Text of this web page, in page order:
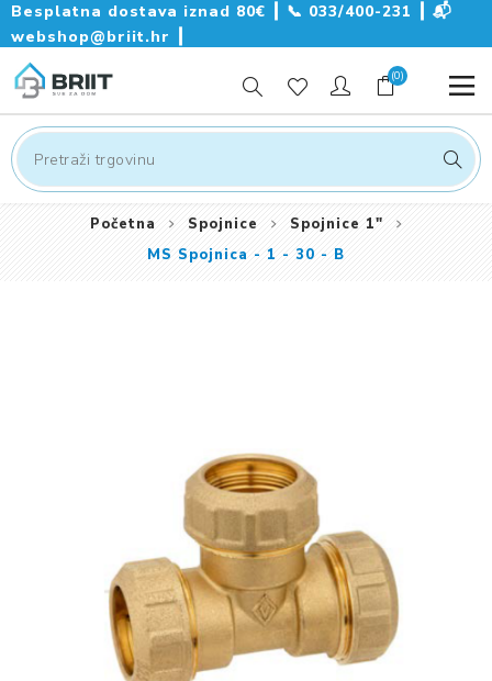
Besplatna dostava iznad 80€ ┃ 📞 033/400-231
📬
webshop@briit.hr
(0)
Početna Spojnice
Spojnice 1"
MS Spojnica - 1 - 30 - B